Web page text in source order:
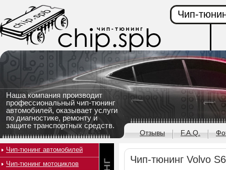
Наша компания производит
профессиональный чип-тюнинг
автомобилей, оказывает услуги
по диагностике, ремонту и
защите транспортных средств.
Чип-
Отзывы F.A.Q.
Чип-тюнинг Volvo
Чип-тюнинг автомобилей
Чип-тюнинг мотоциклов